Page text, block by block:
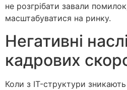
не розгрібати завали
масштабуватися на ринку.
Негативні
кадрових
Коли з IT-структури